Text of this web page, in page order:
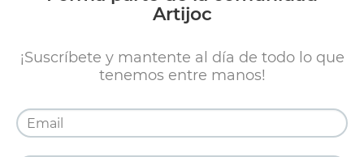
Artijoc
¡Suscríbete y mantente al día de todo lo que
tenemos entre manos!